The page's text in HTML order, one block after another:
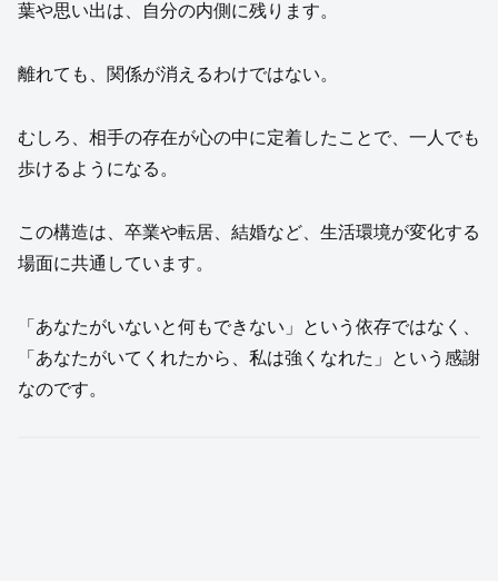
葉や思い出は、自分の内側に残ります。
離れても、関係が消えるわけではない。
むしろ、相手の存在が心の中に定着したことで、一人でも
歩けるようになる。
この構造は、卒業や転居、結婚など、生活環境が変化する
場面に共通しています。
「あなたがいないと何もできない」という依存ではなく、
「あなたがいてくれたから、私は強くなれた」という感謝
なのです。